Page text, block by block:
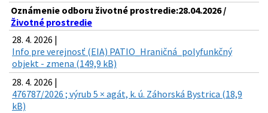
Oznámenie odboru životné prostredie:28.04.2026 /
Životné prostredie
28. 4. 2026 |
Info pre verejnosť (EIA) PATIO_Hraničná_polyfunkčný
objekt - zmena (149,9 kB)
28. 4. 2026 |
476787/2026 ; výrub 5 × agát, k. ú. Záhorská Bystrica (18,9
kB)